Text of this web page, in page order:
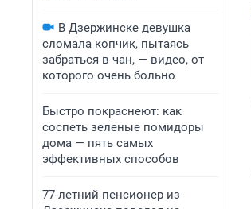
В Дзержинске девушка
сломала копчик, пытаясь
забраться в чан, — видео, от
которого очень больно
Быстро покраснеют: как
соспеть зеленые помидоры
дома — пять самых
эффективных способов
77-летний пенсионер из